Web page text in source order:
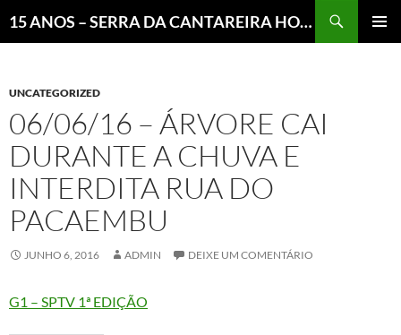
15 ANOS – SERRA DA CANTAREIRA HOJE E COTIDIANO DO BRASIL E DO MUNDO
UNCATEGORIZED
06/06/16 – ÁRVORE CAI
DURANTE A CHUVA E
INTERDITA RUA DO
PACAEMBU
JUNHO 6, 2016 ADMIN DEIXE UM COMENTÁRIO
G1 – SPTV 1ª EDIÇÃO